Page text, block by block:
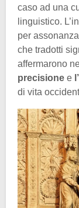
caso ad una
linguistico.
per
che tradotti
affermarono
precisione e
di vita